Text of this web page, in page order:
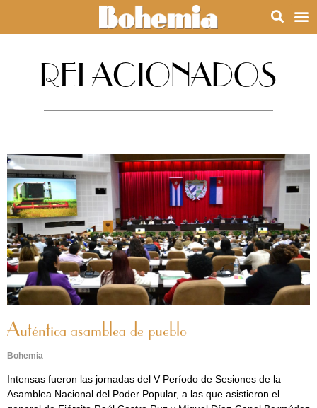
RELACIONADOS
Auténtica asamblea de pueblo
Bohemia
Intensas fueron las jornadas del V Período de Sesiones de la
Asamblea Nacional del Poder Popular, a las que asistieron el